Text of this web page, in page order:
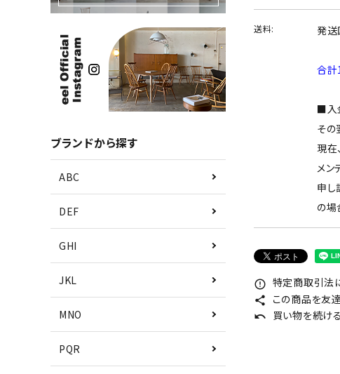
送料: 発
合計
■入
その
現在
メン
申し
の場
error_outline 特定商取引法
share この商品を友
undo 買い物を続ける
ブランドから探す
ABC
DEF
GHI
JKL
MNO
PQR